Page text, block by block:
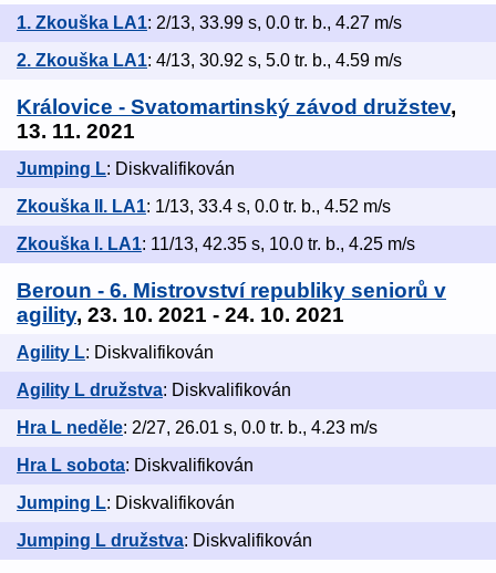
1. Zkouška LA1: 2/13, 33.99 s, 0.0 tr. b., 4.27 m/s
2. Zkouška LA1: 4/13, 30.92 s, 5.0 tr. b., 4.59 m/s
Královice - Svatomartinský závod družstev,
13. 11. 2021
Jumping L: Diskvalifikován
Zkouška II. LA1: 1/13, 33.4 s, 0.0 tr. b., 4.52 m/s
Zkouška I. LA1: 11/13, 42.35 s, 10.0 tr. b., 4.25 m/s
Beroun - 6. Mistrovství republiky seniorů v
agility, 23. 10. 2021 - 24. 10. 2021
Agility L: Diskvalifikován
Agility L družstva: Diskvalifikován
Hra L neděle: 2/27, 26.01 s, 0.0 tr. b., 4.23 m/s
Hra L sobota: Diskvalifikován
Jumping L: Diskvalifikován
Jumping L družstva: Diskvalifikován